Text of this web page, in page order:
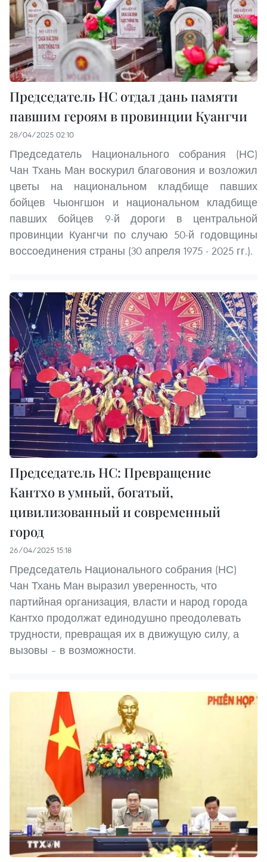
Председатель НС отдал дань памяти
павшим героям в провинции Куангчи
28/04/2025 02:10
Председатель Национального собрания (НС)
Чан Тхань Ман воскурил благовония и возложил
цветы на национальном кладбище павших
бойцев Чыонгшон и национальном кладбище
павших бойцев 9-й дороги в центральной
провинции Куангчи по случаю 50-й годовщины
воссоединения страны (30 апреля 1975 - 2025 гг.).
Председатель НС: Превращение
Кантхо в умный, богатый,
цивилизованный и современный
город
26/04/2025 15:18
Председатель Национального собрания (НС)
Чан Тхань Ман выразил уверенность, что
партийная организация, власти и народ города
Кантхо продолжат единодушно преодолевать
трудности, превращая их в движущую силу, а
вызовы – в возможности.